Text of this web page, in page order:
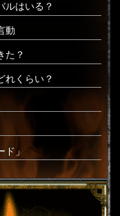
ルはいる？
動
た？
れくらい？
」